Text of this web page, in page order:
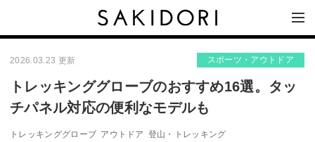
2026.03.23 更新 スポーツ・アウトドア
トレッキンググローブのおすすめ16選。タッ
チパネル対応の便利なモデルも
トレッキンググローブ アウトドア 登山・トレッキング